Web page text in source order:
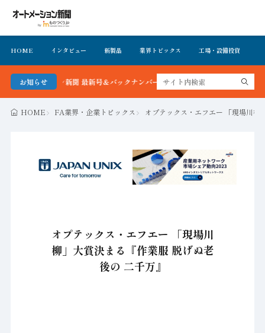
HOME インタビュー 新製品 業界トピックス 工場・設備投資
お知らせ
ーション新聞 最新号＆バックナンバーを無料で公開中 詳細はこちら
HOME FA業界・企業トピックス オプテックス・エフエー 「現場川
オプテックス・エフエー 「現場川
柳」大賞決まる『作業服 脱げぬ老
後の 二千万』